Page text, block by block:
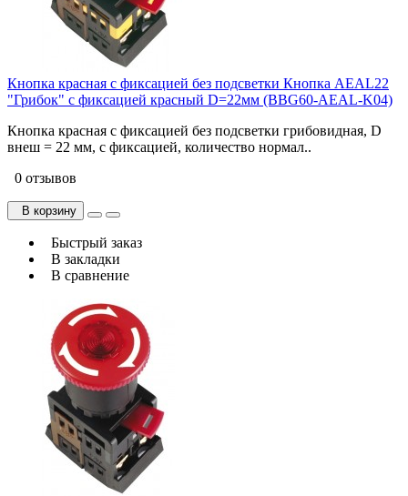
Кнопка красная с фиксацией без подсветки Кнопка AEAL22
"Грибок" с фиксацией красный D=22мм (BBG60-AEAL-K04)
Кнопка красная с фиксацией без подсветки грибовидная, D
внеш = 22 мм, с фиксацией, количество нормал..
0 отзывов
В корзину
Быстрый заказ
В закладки
В сравнение